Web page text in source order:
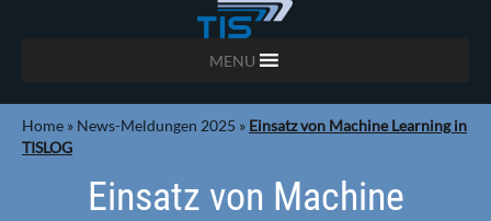
MENU
Home » News-Meldungen 2025 » Einsatz von Machine Learning in
TISLOG
Einsatz von Machine